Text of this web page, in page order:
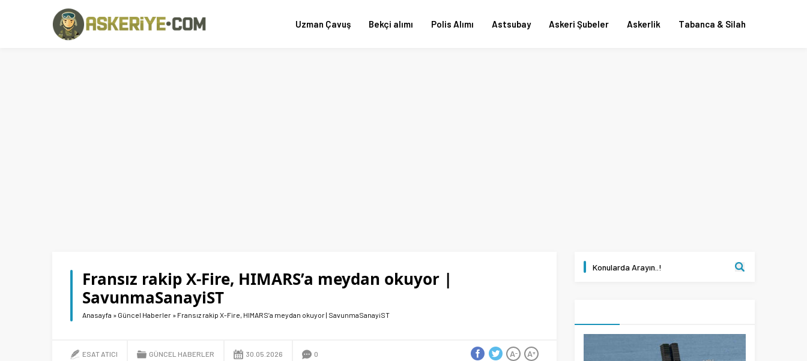
Uzman Çavuş Bekçi alımı Polis Alımı Astsubay Askeri Şubeler Askerlik Tabanca & Silah
Fransız rakip X-Fire, HIMARS’a meydan okuyor |
SavunmaSanayiST
Anasayfa » Güncel Haberler » Fransız rakip X-Fire, HIMARS’a meydan okuyor | SavunmaSanayiST
ESAT ATICI GÜNCEL HABERLER 30.05.2026 0 A+
A-